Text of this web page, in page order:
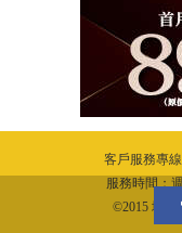
客戶服務專線
服務時間：
©2015 城邦